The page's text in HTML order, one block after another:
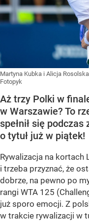
Martyna Kubka i Alicja Rosolska
Fotopyk
Aż trzy Polki w
w Warszawie? To
spełnił się
o tytuł już w piątek!
Rywalizacja na kortach
i trzeba przyznać, że
dobrze, na pewno po
rangi WTA 125
już sporo emocji. Z
w trakcie rywalizacji w